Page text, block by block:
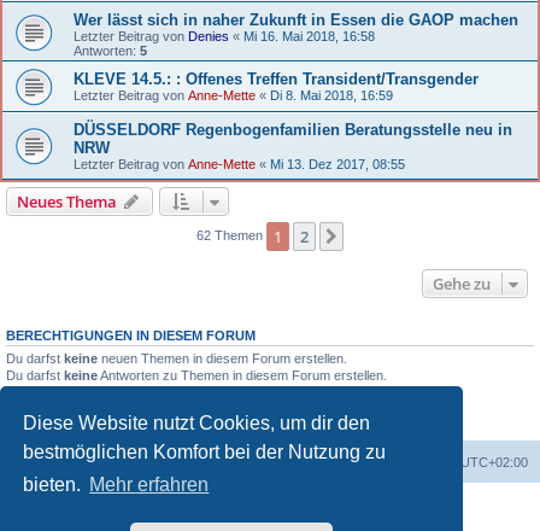
Diese Website nutzt Cookies, um dir den
bestmöglichen Komfort bei der Nutzung zu
bieten. Mehr erfahren
Wer lässt sich in naher Zukunft in Essen die GAOP machen
Letzter Beitrag von Denies « Mi 16. Mai 2018, 16:58
Antworten: 5
KLEVE 14.5.: : Offenes Treffen Transident/Transgender
Letzter Beitrag von Anne-Mette « Di 8. Mai 2018, 16:59
DÜSSELDORF Regenbogenfamilien Beratungsstelle neu in
NRW
Letzter Beitrag von Anne-Mette « Mi 13. Dez 2017, 08:55
Neues Thema
62 Themen 1 2
Gehe zu
BERECHTIGUNGEN IN DIESEM FORUM
Du darfst keine neuen Themen in diesem Forum erstellen.
Du darfst keineAntworten zu Themen in diesem Forum erstellen.
Du darfstkeineDateianhänge in diesem Forum erstellen.
Portal Foren-Übersicht Alle Zeiten sind UTC+02:00
Deutsche Übersetzung durchphpBB.de